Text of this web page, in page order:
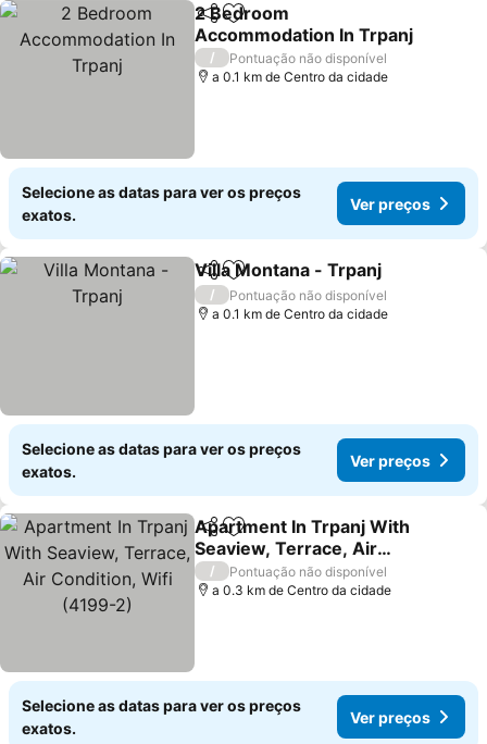
PartilharAdicionar aos favoritos
2 Bedroom
Accommodation In Trpanj
/
Pontuação não disponível
a 0.1 km de Centro da cidade
Selecione as datas para ver os preços
exatos.
Ver preços
PartilharAdicionar aos favoritos
Villa Montana - Trpanj
/
Pontuação não disponível
a 0.1 km de Centro da cidade
Selecione as datas para ver os preços
exatos.
Ver preços
PartilharAdicionar aos favoritos
Apartment In Trpanj With
Seaview, Terrace, Air
Condition, Wifi (4199-2)
/
Pontuação não disponível
a 0.3 km de Centro da cidade
Selecione as datas para ver os preços
exatos.
Ver preços